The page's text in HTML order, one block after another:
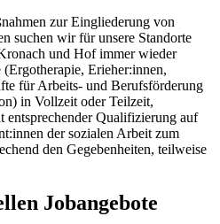
zur Eingliederung von
suchen wir für unsere Standorte
und Hof immer wieder
Erieher:innen,
für Arbeits- und Berufsförderung
in Vollzeit oder Teilzeit,
Qualifizierung auf
der sozialen Arbeit zum
den Gegebenheiten, teilweise
Jobangebote